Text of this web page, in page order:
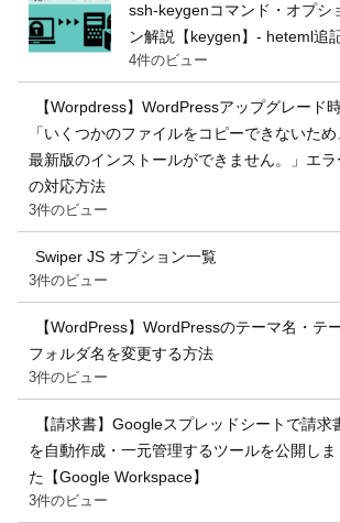
ssh-keygenコマンド・オプシ
ン解説【keygen】- heteml追
4件のビュー
【Worpdress】WordPressアップグレード
「いくつかのファイルをコピーできないため
最新版のインストールができません。」エラ
の対応方法
3件のビュー
Swiper JS オプション一覧
3件のビュー
【WordPress】WordPressのテーマ名・テ
フォルダ名を変更する方法
3件のビュー
【請求書】Googleスプレッドシートで請求
を自動作成・一元管理するツールを公開しま
た【Google Workspace】
3件のビュー